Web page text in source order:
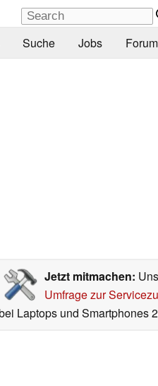
Suche Jobs Forum
Jetzt mitmachen:
Umfrage zur
Laptops und Smartphones